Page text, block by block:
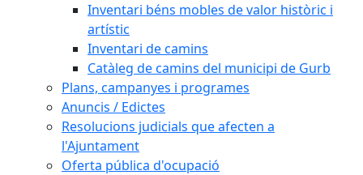
Inventari béns mobles de valor històric i
artístic
Inventari de camins
Catàleg de camins del municipi de Gurb
Plans, campanyes i programes
Anuncis / Edictes
Resolucions judicials que afecten a
l'Ajuntament
Oferta pública d'ocupació